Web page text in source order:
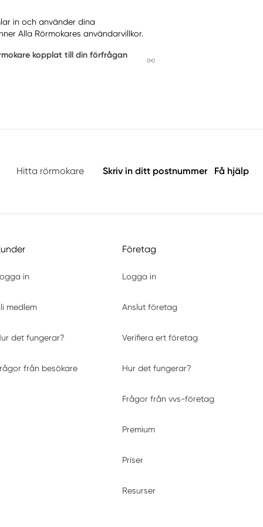
in och använder dina
Alla Rörmokares användarvillkor.
kopplat till din förfrågan
Hitta rörmokare Skriv in ditt postnummer Få hjälp
in
medlem
det fungerar?
från besökare
Företag
Logga in
Anslut företag
Verifiera ert företag
Hur det fungerar?
Frågor från vvs-företag
Premium
Priser
Resurser